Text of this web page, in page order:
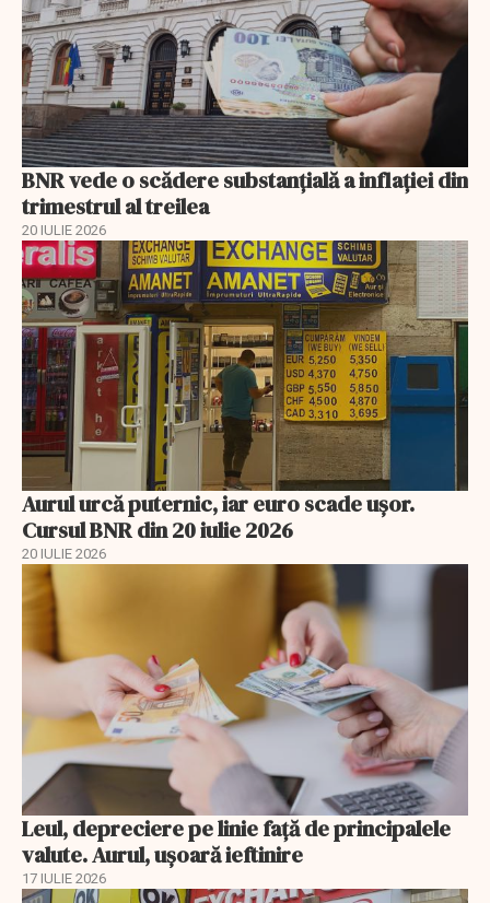
BNR vede o scădere substanţială a inflaţiei din
trimestrul al treilea
20 IULIE 2026
Aurul urcă puternic, iar euro scade ușor.
Cursul BNR din 20 iulie 2026
20 IULIE 2026
Leul, depreciere pe linie faţă de principalele
valute. Aurul, uşoară ieftinire
17 IULIE 2026